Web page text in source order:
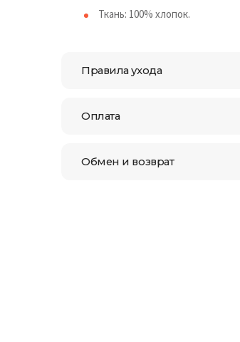
Ткань: 100% хлопок.
Правила ухода
Оплата
Обмен и возврат